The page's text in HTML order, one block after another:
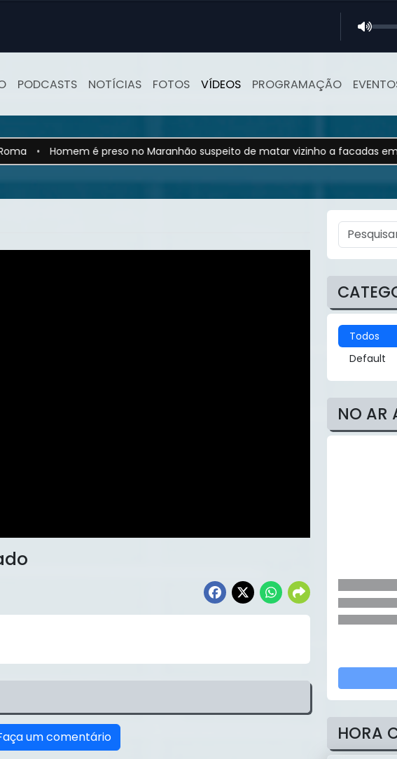
PODCASTS NOTÍCIAS FOTOS VÍDEOS PROGRAMAÇÃO
é preso no Maranhão suspeito de matar vizinho a facadas em Goiás •
um comentário
Todos
Default
NO AR
HORA